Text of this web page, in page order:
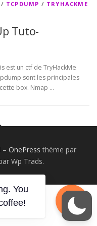
/ TCPDUMP / TRYHACKME
Tuto-
est un ctf de TryHackMe
sont les principales
box. Nmap …
– OnePress thème par
Wp Trads.
You